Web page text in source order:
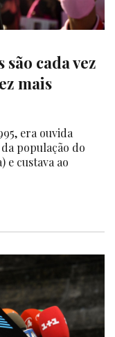
cada vez
mais
era ouvida
população do
e custava ao